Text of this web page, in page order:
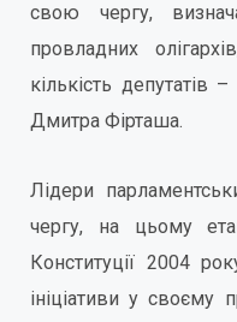
свою чергу,
провладних
кількість депутатів
Дмитра Фірташа.
Лідери
чергу, на цьому
Конституції 2004
ініціативи у своєму